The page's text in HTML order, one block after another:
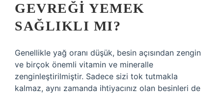
GEVREĞI YEMEK
SAĞLIKLI MI?
Genellikle yağ oranı düşük, besin açısından zengin
ve birçok önemli vitamin ve mineralle
zenginleştirilmiştir. Sadece sizi tok tutmakla
kalmaz, aynı zamanda ihtiyacınız olan besinleri de